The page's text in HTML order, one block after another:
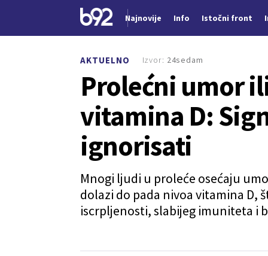
Najnovije Info Istočni front
AKTUELNO
Prolećni umor
vitamina D:
ignorisati
Mnogi ljudi u proleće osećaju
dolazi do pada nivoa vitamina D,
iscrpljenosti, slabijeg imuniteta i
Izvor: 24sedam